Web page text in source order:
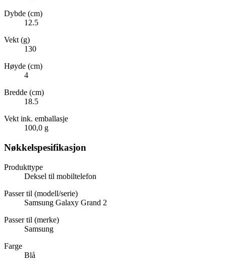
Dybde (cm)
12.5
Vekt (g)
130
Høyde (cm)
4
Bredde (cm)
18.5
Vekt ink. emballasje
100,0 g
Nøkkelspesifikasjon
Produkttype
Deksel til mobiltelefon
Passer til (modell/serie)
Samsung Galaxy Grand 2
Passer til (merke)
Samsung
Farge
Blå